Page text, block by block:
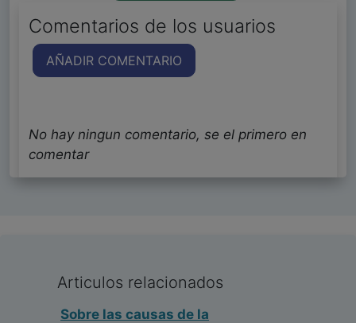
Comentarios de los usuarios
AÑADIR COMENTARIO
No hay ningun comentario, se el primero en
comentar
Articulos relacionados
Sobre las causas de la